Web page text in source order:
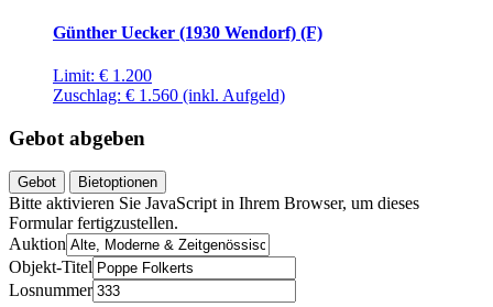
Günther Uecker (1930 Wendorf) (F)
Limit: € 1.200
Zuschlag: € 1.560 (inkl. Aufgeld)
Gebot abgeben
Gebot Bietoptionen
Bitte aktivieren Sie JavaScript in Ihrem Browser, um dieses
Formular fertigzustellen.
Auktion
Objekt-Titel
Losnummer